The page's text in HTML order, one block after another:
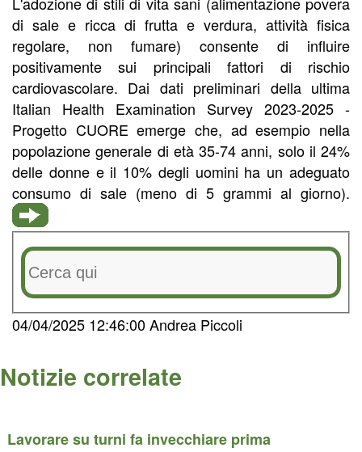
di sale e ricca di frutta e verdura, attività fisica
regolare, non fumare) consente di influire
positivamente sui principali fattori di rischio
cardiovascolare. Dai dati preliminari della ultima
Italian Health Examination Survey 2023-2025 -
Progetto CUORE emerge che, ad esempio nella
popolazione generale di età 35-74 anni, solo il 24%
delle donne e il 10% degli uomini ha un adeguato
consumo di sale (meno di 5 grammi al giorno).
04/04/2025 12:46:00 Andrea Piccoli
Notizie correlate
Lavorare su turni fa invecchiare prima